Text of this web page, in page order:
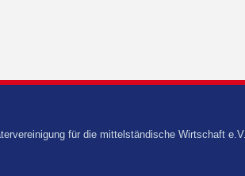
für die mittelständische Wirtschaft